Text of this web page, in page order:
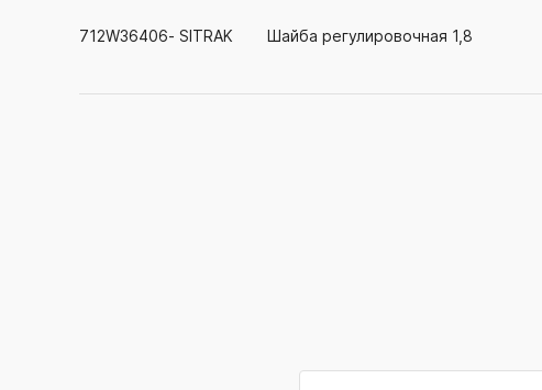
712W36406- SITRAK Шайба регулировочная 1,8